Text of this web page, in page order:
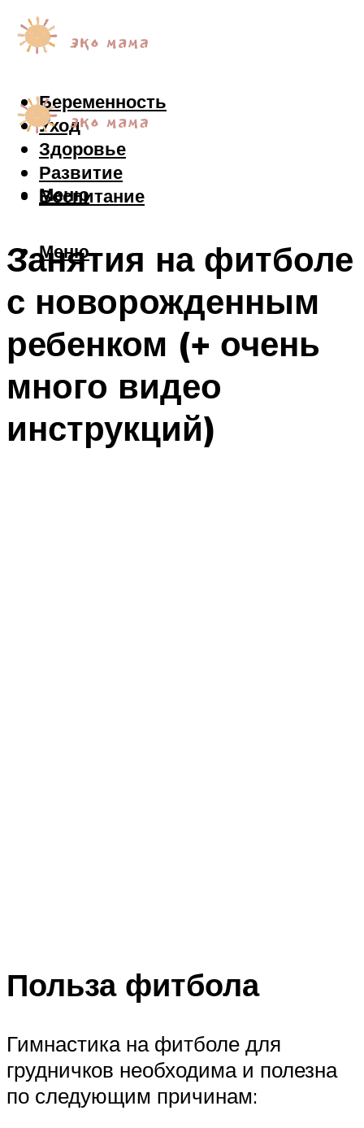
Беременность
Уход
Здоровье
Развитие
Воспитание
Меню
Меню
Занятия на фитболе
с новорожденным
ребенком (+ очень
много видео
инструкций)
Польза фитбола
Гимнастика на фитболе для
грудничков необходима и полезна
по следующим причинам: